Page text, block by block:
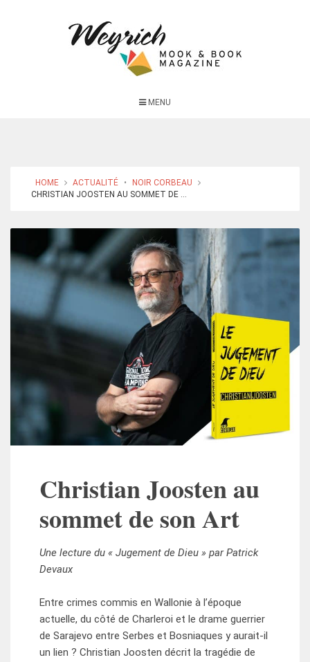
MENU
HOME ACTUALITÉ •
NOIR CORBEAU
CHRISTIAN JOOSTEN AU SOMMET DE ...
Christian Joosten au
sommet de son Art
Une lecture du « Jugement de Dieu » par Patrick
Devaux
Entre crimes commis en Wallonie à l’époque
actuelle, du côté de Charleroi et le drame guerrier
de Sarajevo entre Serbes et Bosniaques y aurait-il
un lien ? Christian Joosten décrit la tragédie de